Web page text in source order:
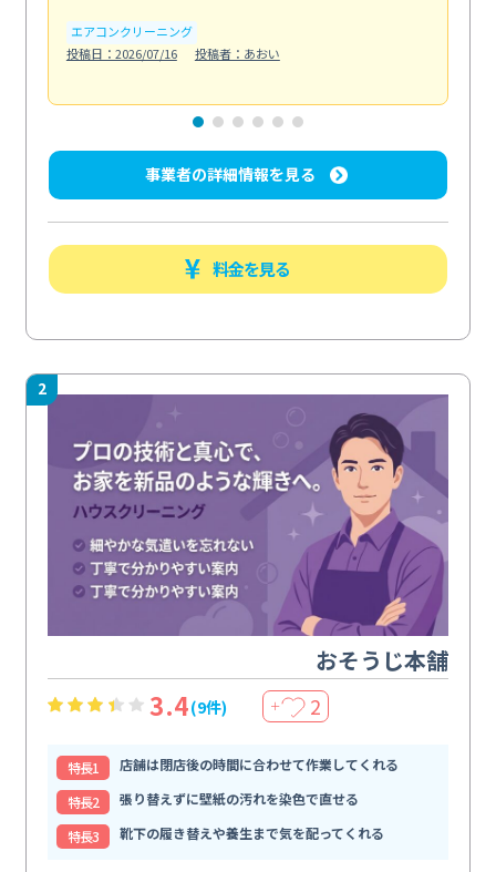
エアコンクリーニング
投稿日：2026/07/16
投稿者：あおい
事業者の詳細情報を見る
料金を見る
2
おそうじ本舗
3.4(9件) ＋ 2
特⻑1
店舗は閉店後の時間に合わせて作業してくれる
特⻑2
張り替えずに壁紙の汚れを染色で直せる
特⻑3
靴下の履き替えや養生まで気を配ってくれる